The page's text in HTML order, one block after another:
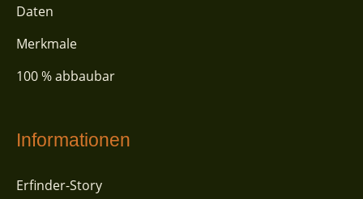
Daten
Merkmale
100 % abbaubar
Informationen
Erfinder-Story